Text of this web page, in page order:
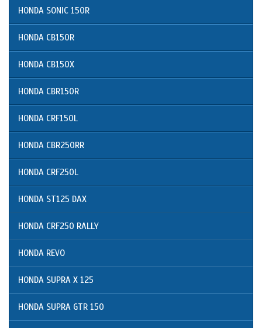
HONDA SONIC 150R
HONDA CB150R
HONDA CB150X
HONDA CBR150R
HONDA CRF150L
HONDA CBR250RR
HONDA CRF250L
HONDA ST125 DAX
HONDA CRF250 RALLY
HONDA REVO
HONDA SUPRA X 125
HONDA SUPRA GTR 150